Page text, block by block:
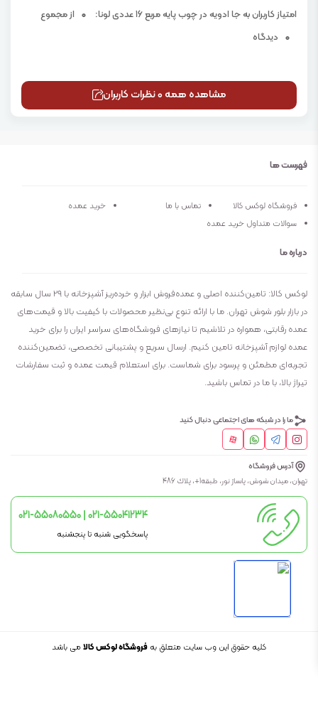
امتیاز کاربران به جا ادویه در چوب پایه مربع 16 عددی لونا: 0 از مجموع
0 دیدگاه
مشاهده همه 0 نظرات کاربران
فهرست ها
فروشگاه لوکس کالا تماس با ما
خرید عمده
سوالات متداول خرید عمده
درباره ما
لوکس کالا: تامین‌کننده اصلی و عمده‌فروش ابزار و خرده‌ریز آشپزخانه با ۲۹ سال سابقه
در بازار بلور شوش تهران. ما با ارائه تنوع بی‌نظیر محصولات با کیفیت بالا و قیمت‌های
عمده رقابتی، همواره در تلاشیم تا نیازهای فروشگاه‌های سراسر ایران را برای خرید
عمده لوازم آشپزخانه تامین کنیم. ارسال سریع و پشتیبانی تخصصی، تضمین‌کننده
تجربه‌ای مطمئن و پرسود برای شماست. برای استعلام قیمت عمده و ثبت سفارشات
تیراژ بالا، با ما در تماس باشید.
ما را در شبکه های اجتماعی دنبال کنید
آدرس فروشگاه
تهران، ميدان شوش، پاساژ نور، طبقه1+، پلاك 486
021-55080550 | 021-55041234
پاسخگویی شنبه تا پنجشنبه
کلیه حقوق این وب سایت متعلق به فروشگاه لوکس کالامی باشد